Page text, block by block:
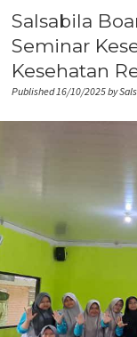
Salsabila
Seminar
Kesehatan
Published 16/10/2025 by